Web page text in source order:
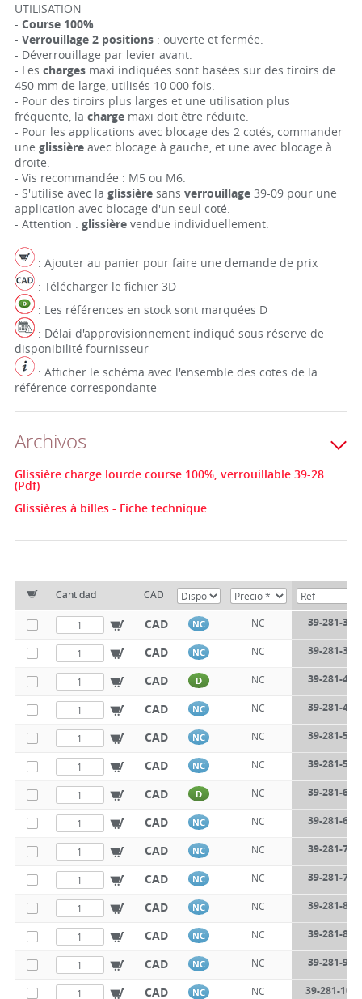
UTILISATION
- Course 100%.
- Verrouillage 2 positions: ouverte et fermée.
- Déverrouillage par levier avant.
- Les chargesmaxi indiquées sont basées sur des tiroirs de
450 mm de large, utilisés 10 000 fois.
- Pour des tiroirs plus larges et une utilisation plus
fréquente, la chargemaxi doit être réduite.
- Pour les applications avec blocage des 2 cotés, commander
une glissièreavec blocage à gauche, et une avec blocage à
droite.
- Vis recommandée : M5 ou M6.
- S'utilise avec la glissièresans verrouillage39-09 pour une
application avec blocage d'un seul coté.
- Attention : glissièrevendue individuellement.
: Ajouter au panier pour faire une demande de prix
: Télécharger le fichier 3D
: Les références en stock sont marquées D
: Délai d'approvisionnement indiqué sous réserve de
disponibilité fournisseur
: Afficher le schéma avec l'ensemble des cotes de la
référence correspondante
Archivos
Glissière charge lourde course 100%, verrouillable 39-28
(Pdf)
Glissières à billes - Fiche technique
Cantidad CAD
CAD NC NC 39-281-300
CAD NC NC 39-281-350
CAD D NC 39-281-400
CAD NC NC 39-281-450
CAD NC NC 39-281-500
CAD NC NC 39-281-550
CAD D NC 39-281-600
CAD NC NC 39-281-650
CAD NC NC 39-281-700
CAD NC NC 39-281-750
CAD NC NC 39-281-800
CAD NC NC 39-281-850
CAD NC NC 39-281-900
CAD NC NC 39-281-1000